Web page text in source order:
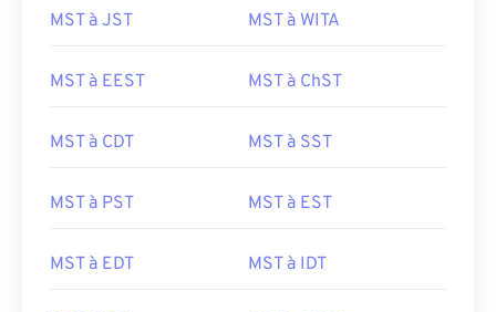
MST à JST MST à WITA
MST à EEST MST à ChST
MST à CDT MST à SST
MST à PST MST à EST
MST à EDT MST à IDT